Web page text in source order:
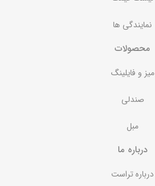
نمایندگی ها
محصولات
میز و فایلینگ
صندلی
مبل
درباره ما
درباره تراست